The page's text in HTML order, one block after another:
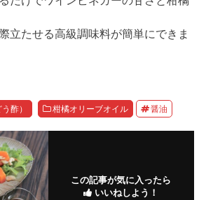
立たせる高級調味料が簡単にできま
酢） 柑橘オリーブオイル 醤油
この記事が気に入ったら
いいねしよう！